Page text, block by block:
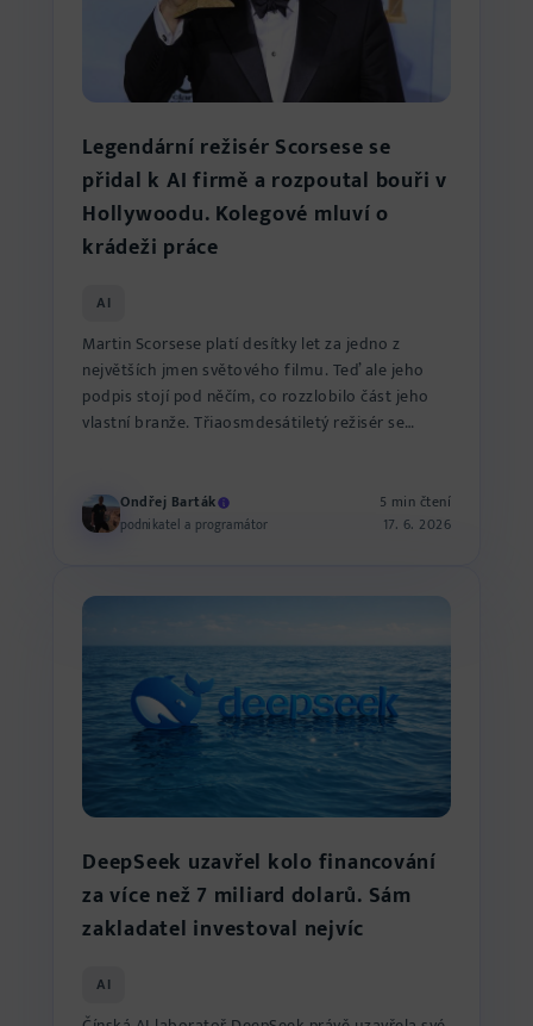
Legendární režisér Scorsese se
přidal k AI firmě a rozpoutal bouři v
Hollywoodu. Kolegové mluví o
krádeži práce
AI
Martin Scorsese platí desítky let za jedno z
největších jmen světového filmu. Teď ale jeho
podpis stojí pod něčím, co rozzlobilo část jeho
vlastní branže. Třiaosmdesátiletý režisér se
Ondřej Barták
podnikatel a programátor
5 min čtení
17. 6. 2026
DeepSeek uzavřel kolo financování
za více než 7 miliard dolarů. Sám
zakladatel investoval nejvíc
AI